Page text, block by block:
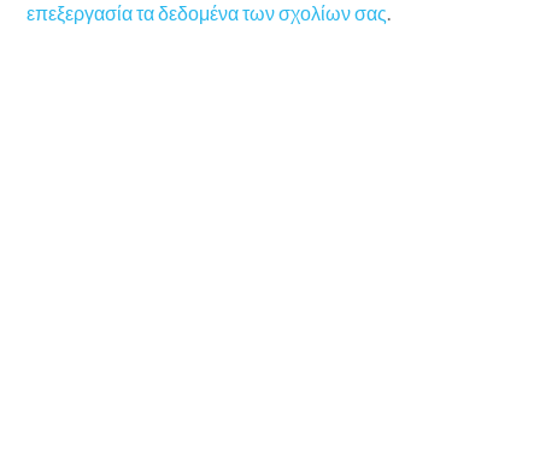
επεξεργασία τα δεδομένα των σχολίων σας.